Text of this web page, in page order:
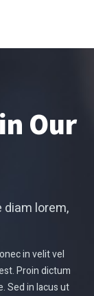
Our
diam lorem,
in velit vel
Proin dictum
Sed in lacus ut